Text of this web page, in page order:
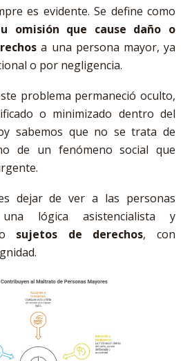
es evidente. Se define como
omisión que cause daño o
a una persona mayor, ya
o por negligencia.
problema permaneció oculto,
o minimizado dentro del
sabemos que no se trata de
de un fenómeno social que
dejar de ver a las personas
lógica asistencialista y
sujetos de derechos, con